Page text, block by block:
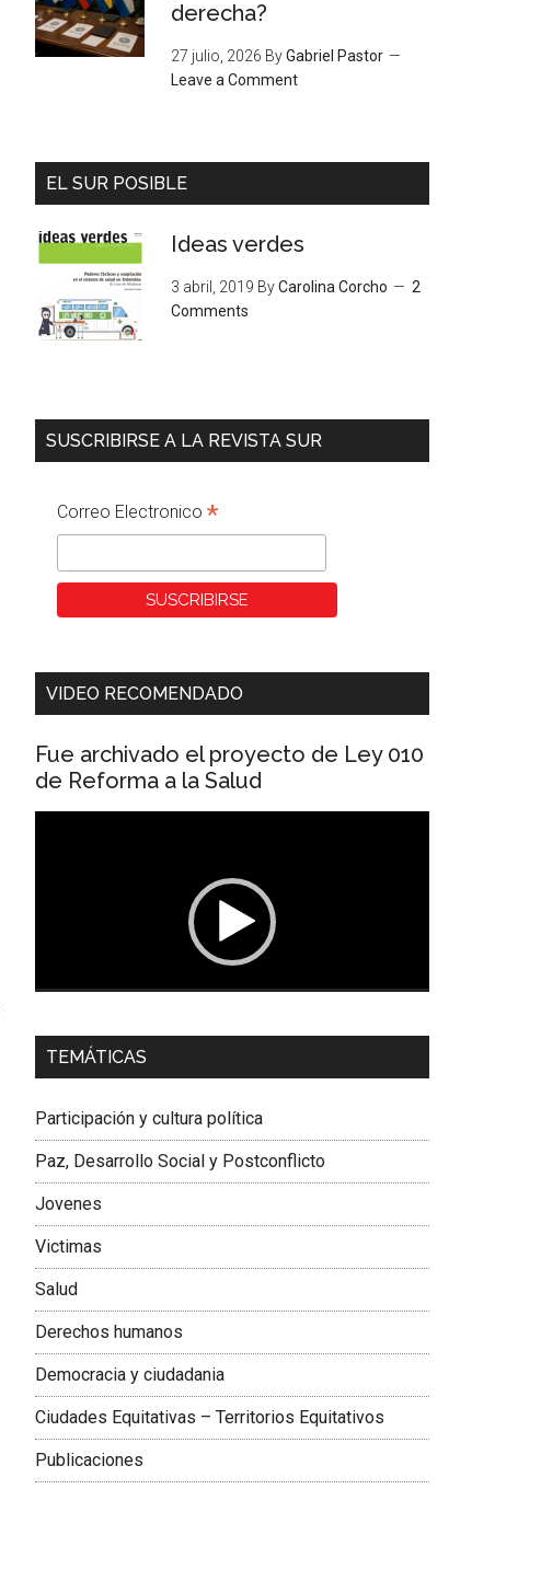
derecha?
27 julio, 2026 ByGabriel Pastor
Leave a Comment
EL SUR POSIBLE
Ideas verdes
3 abril, 2019 ByCarolina Corcho
2
Comments
SUSCRIBIRSE A LA REVISTA SUR
Correo Electronico *
VIDEO RECOMENDADO
Fue archivado el proyecto de Ley 010
de Reforma a la Salud
Dra. Carolina Corcho Mejía,
Latinoamericana Sur, Vicepresidenta Federación
TEMÁTICAS
Participación y cultura política
Paz, Desarrollo Social y Postconflicto
Jovenes
Victimas
Salud
Derechos humanos
Democracia y ciudadania
Ciudades Equitativas – Territorios Equitativos
Publicaciones